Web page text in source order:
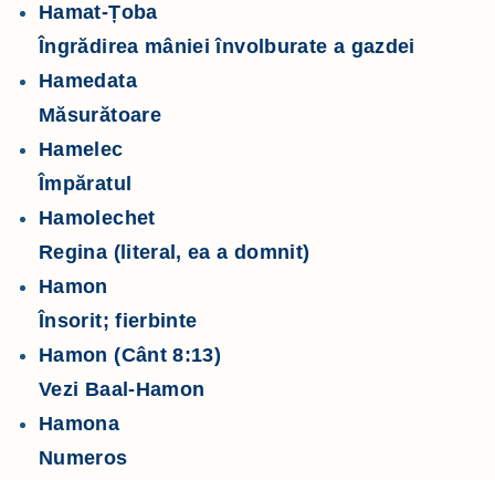
Hamat-Țoba
Îngrădirea mâniei învolburate a gazdei
Hamedata
Măsurătoare
Hamelec
Împăratul
Hamolechet
Regina (literal, ea a domnit)
Hamon
Însorit; fierbinte
Hamon (Cânt 8:13)
Vezi Baal-Hamon
Hamona
Numeros